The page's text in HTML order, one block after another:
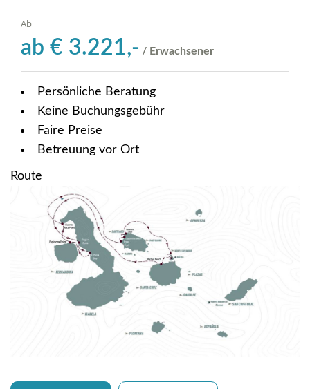
Ab
ab € 3.221,- / Erwachsener
Persönliche Beratung
Keine Buchungsgebühr
Faire Preise
Betreuung vor Ort
Route